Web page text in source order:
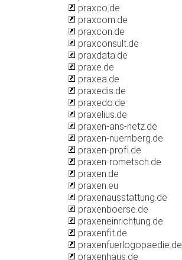
praxco.de
praxcom.de
praxcon.de
praxconsult.de
praxdata.de
praxe.de
praxea.de
praxedis.de
praxedo.de
praxelius.de
praxen-ans-netz.de
praxen-nuernberg.de
praxen-profi.de
praxen-rometsch.de
praxen.de
praxen.eu
praxenausstattung.de
praxenboerse.de
praxeneinrichtung.de
praxenfit.de
praxenfuerlogopaedie.de
praxenhaus.de